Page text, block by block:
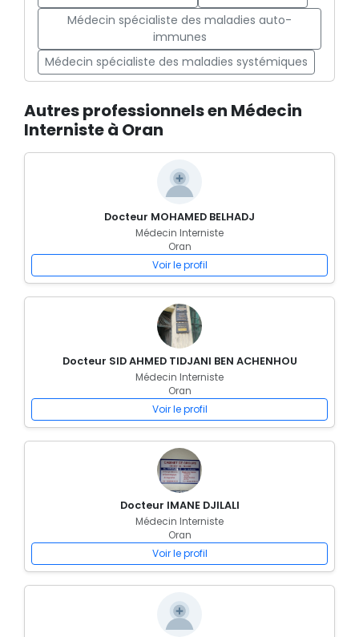
Médecin spécialiste des maladies auto-
immunes
Médecin spécialiste des maladies systémiques
Autres professionnels en Médecin
Interniste à Oran
Docteur MOHAMED BELHADJ
Médecin Interniste
Oran
Voir le profil
Docteur SID AHMED TIDJANI BEN ACHENHOU
Médecin Interniste
Oran
Voir le profil
Docteur IMANE DJILALI
Médecin Interniste
Oran
Voir le profil